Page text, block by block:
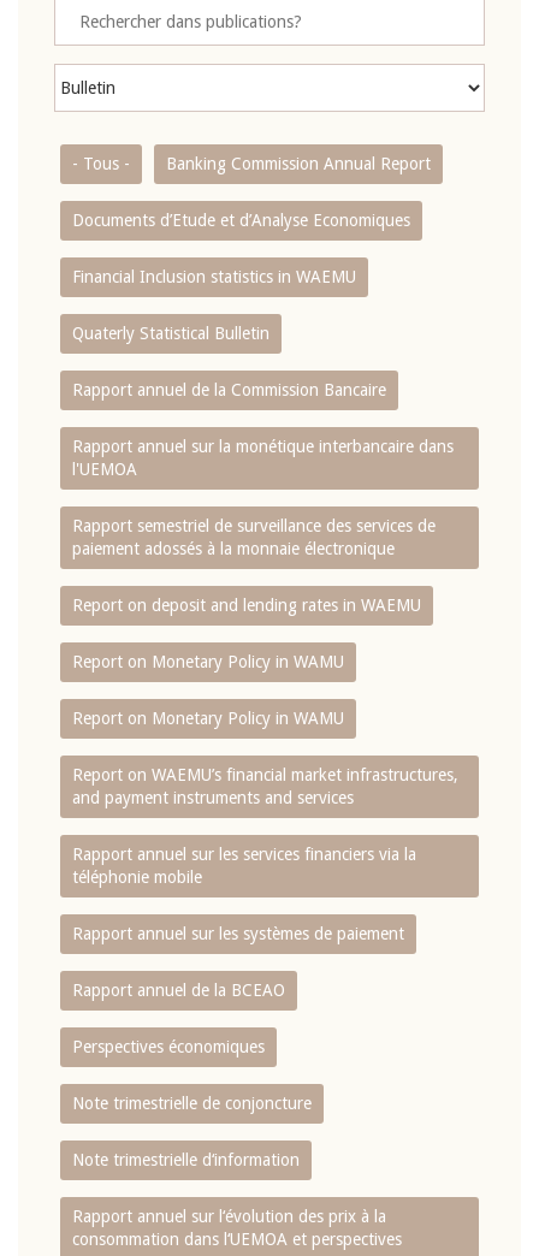
- Tous - Banking Commission Annual Report
Documents d’Etude et d’Analyse Economiques
Financial Inclusion statistics in WAEMU
Quaterly Statistical Bulletin
Rapport annuel de la Commission Bancaire
Rapport annuel sur la monétique interbancaire dans
l'UEMOA
Rapport semestriel de surveillance des services de
paiement adossés à la monnaie électronique
Report on deposit and lending rates in WAEMU
Report on Monetary Policy in WAMU
Report on Monetary Policy in WAMU
Report on WAEMU’s financial market infrastructures,
and payment instruments and services
Rapport annuel sur les services financiers via la
téléphonie mobile
Rapport annuel sur les systèmes de paiement
Rapport annuel de la BCEAO
Perspectives économiques
Note trimestrielle de conjoncture
Note trimestrielle d‘information
Rapport annuel sur l‘évolution des prix à la
consommation dans l‘UEMOA et perspectives